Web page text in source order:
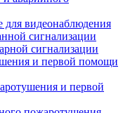
для видеонаблюдения
сигнализации
сигнализации
и первой помощи
и первой